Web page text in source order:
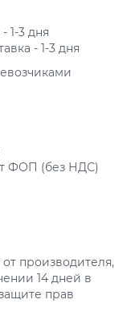
1-3 дня
- 1-3 дня
ФОП (без НДС)
от производителя,
14 дней в
прав